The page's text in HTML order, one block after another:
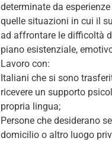
determinate da
quelle situazioni in cui il
ad affrontare le difficoltà
piano esistenziale,
Lavoro con:
Italiani che si sono
ricevere un supporto
propria lingua;
Persone che desiderano
domicilio o altro luogo